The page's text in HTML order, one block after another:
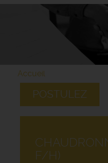
Accueil
POSTULEZ
F/H)